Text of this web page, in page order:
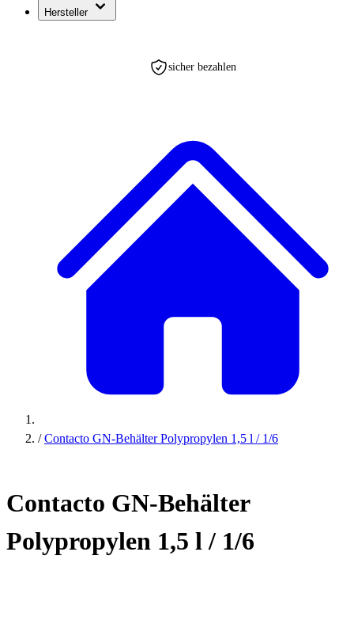
Hersteller
sicher bezahlen
/ Contacto GN-Behälter Polypropylen 1,5 l / 1/6
Contacto GN-Behälter
Polypropylen 1,5 l / 1/6